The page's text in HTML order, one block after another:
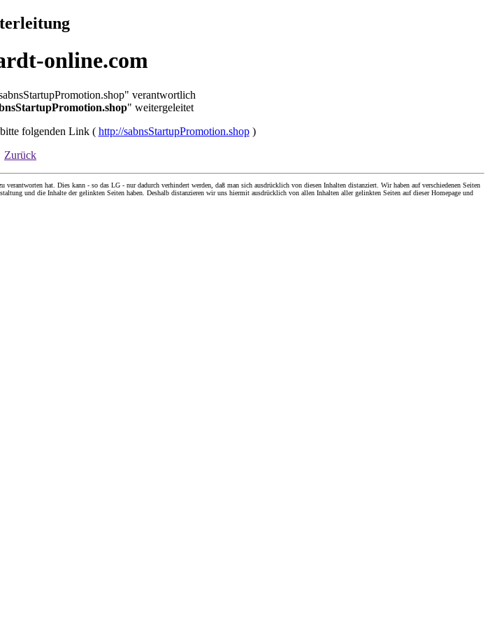
online.com
verantwortlich
" weitergeleitet
folgenden Link ( http://sabnsStartupPromotion.shop)
Zurück
hat. Dies kann - so das LG - nur dadurch verhindert werden, daß man sich ausdrücklich von diesen Inhalten distanziert. Wir haben auf verschiedenen Seiten
und die Inhalte der gelinkten Seiten haben. Deshalb distanzieren wir uns hiermit ausdrücklich von allen Inhalten aller gelinkten Seiten auf dieser Homepage und